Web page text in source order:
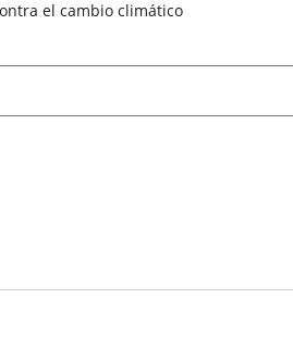
el cambio climático